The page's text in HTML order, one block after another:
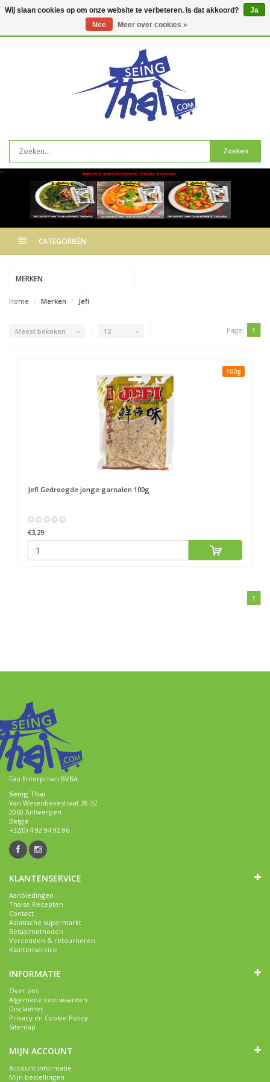
Zoeken
"
CATEGORIEËN
MERKEN
Home Merken Jefi
Meest bekeken 12 Page: 1
100g
Jefi Gedroogde jonge garnalen 100g
€3,29
1
Fan Enterprises BVBA
Seing Thai
Van Wesenbekestraat 28-32
2060 Antwerpen
België
+32(0) 4 92 94 92 86
KLANTENSERVICE
Aanbiedingen
Thaise Recepten
Contact
Aziatische supermarkt
Betaalmethoden
Verzenden & retourneren
Klantenservice
INFORMATIE
Over ons
Algemene voorwaarden
Disclaimer
Privacy en Cookie Policy
Sitemap
MIJN ACCOUNT
Account informatie
Mijn bestellingen
Wij slaan cookies op om onze website te verbeteren. Is dat akkoord?
Ja
Nee
Meer over cookies »